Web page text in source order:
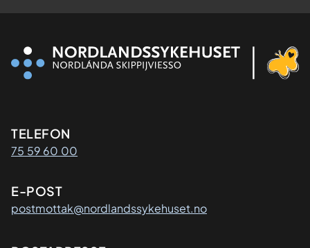
Kontaktinformasjon
TELEFON
75 59 60 00
E-POST
postmottak@nordlandssykehuset.no